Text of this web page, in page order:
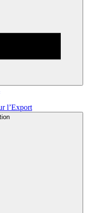
l’Export